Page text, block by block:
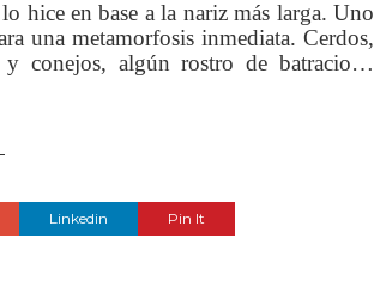
hice en base a la nariz más larga. Uno
una metamorfosis inmediata. Cerdos,
y conejos, algún rostro de batracio…
Linkedin Pin It